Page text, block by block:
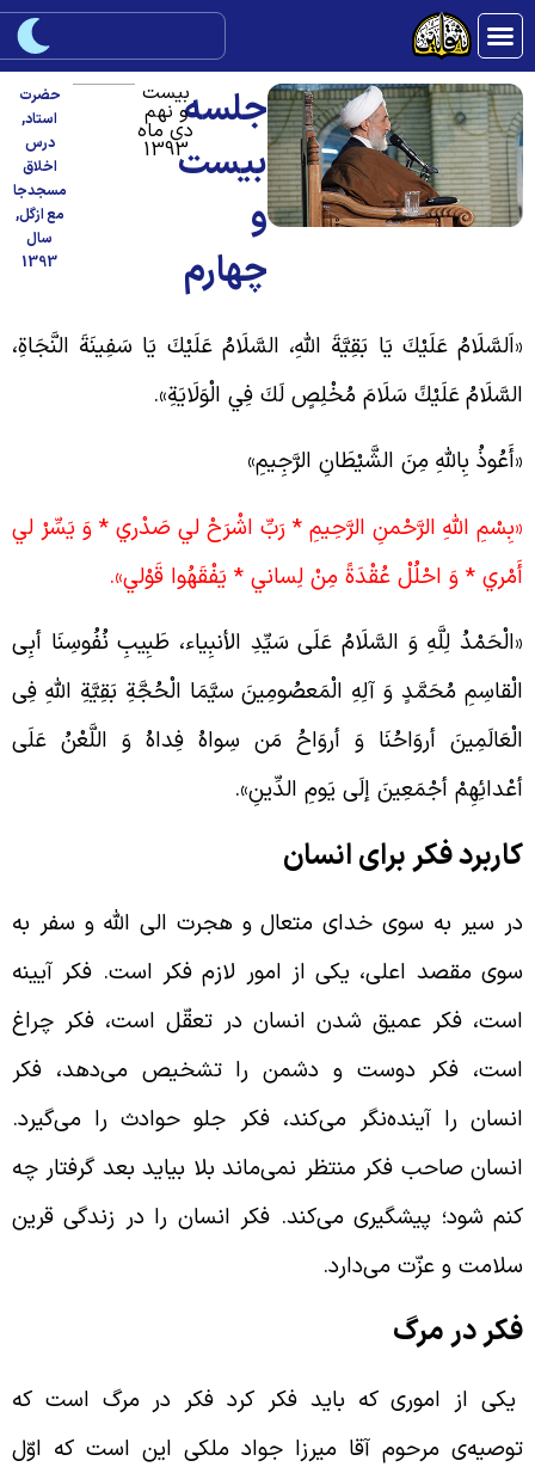
جلسه
بیست
و
چهارم
بیست
و نهم
دی ماه
1393
حضرت
استاد,
درس
اخلاق
مسجدجا
مع ازگل,
سال
1393
عَلَيْكَ يَا بَقِيَّةَ اللَّهِ، السَّلَامُ عَلَيْكَ يَا سَفِينَةَ النَّجَاةِ،
عَلَيْكَ‏َ سَلَامَ مُخْلِصٍ لَكَ فِي الْوَلَایَةِ».
بِاللَّهِ مِنَ الشَّيْطَانِ الرَّجِيمِ»
اللَّهِ الرَّحْمنِ الرَّحِيمِ * رَبِّ اشْرَحْ لي‏ صَدْري * وَ يَسِّرْ لي‏
‏* وَ احْلُلْ عُقْدَةً مِنْ لِساني * يَفْقَهُوا قَوْلي‏‏».
لِلَّهِ وَ السَّلَامُ عَلَی سَیِّدِ الأنبِیاء، طَبِیبِ نُفُوسِنَا أبِی
مُحَمَّدٍ وَ آلِهِ الْمَعصُومِینَ سیَّمَا الْحُجَّةِ بَقِیَّةِ اللهِ فِی
أروَاحُنَا وَ أروَاحُ مَن سِواهُ فِداهُ وَ اللَّعْنُ عَلَی
أجْمَعِینَ إلَی یَومِ الدِّینِ».
فکر برای انسان
سیر به سوی خدای متعال و هجرت الی الله و سفر به
مقصد اعلی، یکی از امور لازم فکر است. فکر آیینه
فکر عمیق شدن انسان در تعقّل است، فکر چراغ
فکر دوست و دشمن را تشخیص می‌دهد، فکر
را آینده‌نگر می‌کند، فکر جلو حوادث را می‌گیرد.
صاحب فکر منتظر نمی‌ماند بلا بیاید بعد گرفتار چه
شود‌؛ پیشگیری می‌کند. فکر انسان را در زندگی قرین
و عزّت می‌دارد.
در مرگ
از اموری که باید فکر کرد فکر در مرگ است که
مرحوم آقا میرزا جواد ملکی این است که اوّل